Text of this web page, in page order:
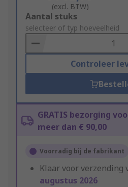
(excl. BTW)
Add
to
Basket
Aantal stuks
selecteer of typ hoeveelheid
Controleer
GRATIS bezorging
meer dan € 90,00
Voorradig bij de fabrikant
Klaar voor verzending
augustus 2026